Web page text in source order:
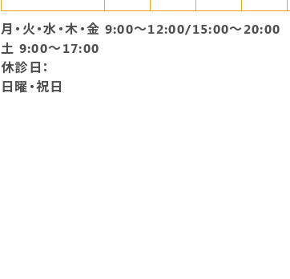
月・火・水・木・金 9:00～12:00/15:00～20:00
土 9:00～17:00
休診日：
日曜・祝日